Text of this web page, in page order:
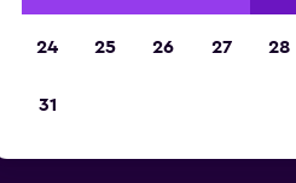
24 25 26 27 28
31